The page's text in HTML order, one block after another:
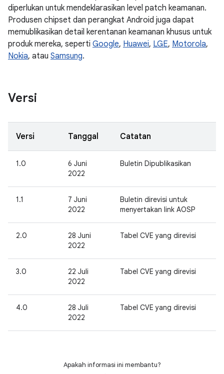
diperlukan untuk mendeklarasikan level patch keamanan.
Produsen chipset dan perangkat Android juga dapat
memublikasikan detail kerentanan keamanan khusus untuk
produk mereka, seperti Google, Huawei, LGE, Motorola,
Nokia, atau Samsung.
Versi
Versi Tanggal Catatan
1.0
6 Juni
2022
Buletin Dipublikasikan
1.1
7 Juni
2022
Buletin direvisi untuk
menyertakan link AOSP
2.0
28 Juni
2022
Tabel CVE yang direvisi
3.0
22 Juli
2022
Tabel CVE yang direvisi
4.0
28 Juli
2022
Tabel CVE yang direvisi
Apakah informasi ini membantu?